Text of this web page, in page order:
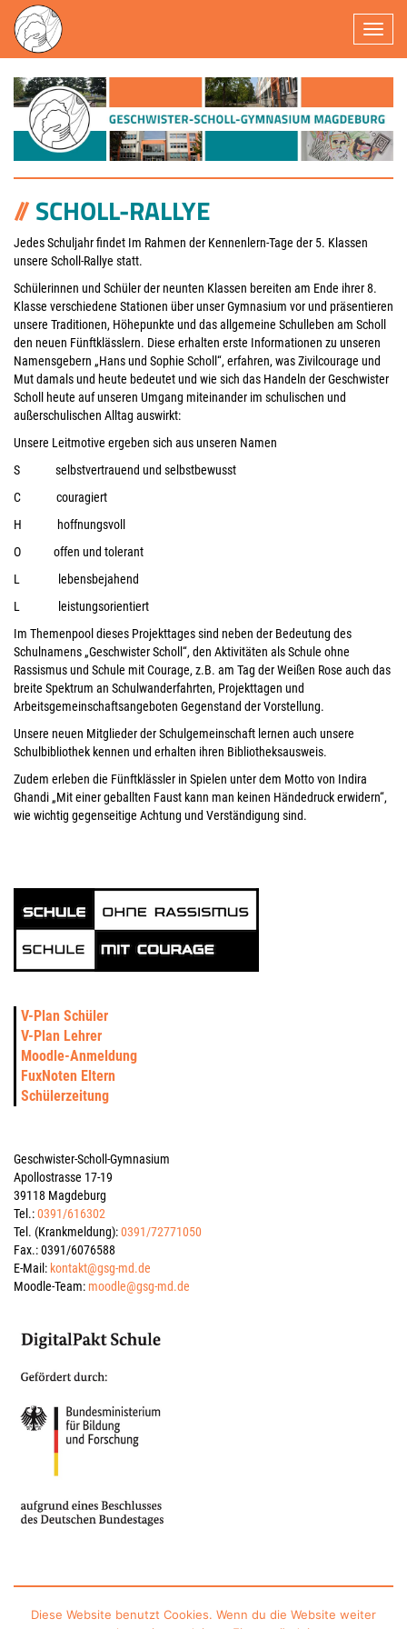
SCHOLL-RALLYE
Jedes Schuljahr findet Im Rahmen der Kennenlern-Tage der 5. Klassen
unsere Scholl-Rallye statt.
Schülerinnen und Schüler der neunten Klassen bereiten am Ende ihrer 8.
Klasse verschiedene Stationen über unser Gymnasium vor und präsentieren
unsere Traditionen, Höhepunkte und das allgemeine Schulleben am Scholl
den neuen Fünftklässlern. Diese erhalten erste Informationen zu unseren
Namensgebern „Hans und Sophie Scholl“, erfahren, was Zivilcourage und
Mut damals und heute bedeutet und wie sich das Handeln der Geschwister
Scholl heute auf unseren Umgang miteinander im schulischen und
außerschulischen Alltag auswirkt:
Unsere Leitmotive ergeben sich aus unseren Namen
S selbstvertrauend und selbstbewusst
C couragiert
H hoffnungsvoll
O offen und tolerant
L lebensbejahend
L leistungsorientiert
Im Themenpool dieses Projekttages sind neben der Bedeutung des
Schulnamens „Geschwister Scholl“, den Aktivitäten als Schule ohne
Rassismus und Schule mit Courage, z.B. am Tag der Weißen Rose auch das
breite Spektrum an Schulwanderfahrten, Projekttagen und
Arbeitsgemeinschaftsangeboten Gegenstand der Vorstellung.
Unsere neuen Mitglieder der Schulgemeinschaft lernen auch unsere
Schulbibliothek kennen und erhalten ihren Bibliotheksausweis.
Zudem erleben die Fünftklässler in Spielen unter dem Motto von Indira
Ghandi „Mit einer geballten Faust kann man keinen Händedruck erwidern“,
wie wichtig gegenseitige Achtung und Verständigung sind.
V-Plan Schüler
V-Plan Lehrer
Moodle-Anmeldung
FuxNoten Eltern
Schülerzeitung
Geschwister-Scholl-Gymnasium
Apollostrasse 17-19
39118 Magdeburg
Tel.:0391/616302
Tel. (Krankmeldung):0391/72771050
Fax.: 0391/6076588
E-Mail: kontakt@gsg-md.de
Moodle-Team: moodle@gsg-md.de
Diese Website benutzt Cookies. Wenn du die Website weiter